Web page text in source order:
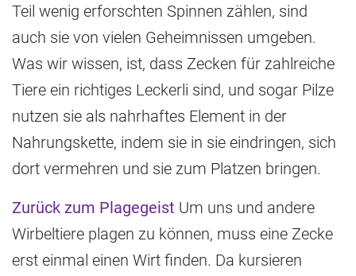
Teil wenig erforschten Spinnen zählen, sind
auch sie von vielen Geheimnissen umgeben.
Was wir wissen, ist, dass Zecken für zahlreiche
Tiere ein richtiges Leckerli sind, und sogar Pilze
nutzen sie als nahrhaftes Element in der
Nahrungskette, indem sie in sie eindringen, sich
dort vermehren und sie zum Platzen bringen.
Zurück zum Plagegeist Um uns und andere
Wirbeltiere plagen zu können, muss eine Zecke
erst einmal einen Wirt finden. Da kursieren